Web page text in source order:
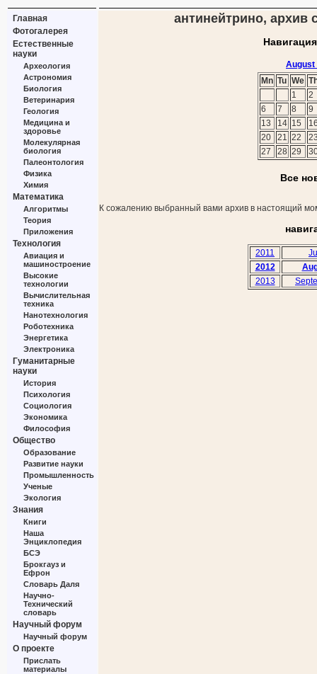
Главная
Фотогалерея
Естественные
науки
Археология
Астрономия
Биология
Ветеринария
Геология
Медицина и
здоровье
Молекулярная
биология
Палеонтология
Физика
Химия
Математика
Алгоритмы
Теория
Приложения
Технология
Авиация и
машиностроение
Высокие
технологии
Вычислительная
техника
Нанотехнология
Роботехника
Энергетика
Электроника
Гуманитарные
науки
История
Психология
Социология
Экономика
Философия
Общество
Образование
Развитие науки
Промышленность
Ученые
Экология
Знания
Книги
Наша
Энциклопедия
БСЭ
Брокгауз и
Ефрон
Словарь Даля
Научно-
Технический
словарь
Научный форум
Научный форум
О проекте
Прислать
материалы
антинейтрино, архив
August
Mn Tu We
1
2
6
7 8
9
13
14 15
20
21 22
27
28 29
Все
К сожалению выбранный вами архив в настоящий
2011
2012
2013